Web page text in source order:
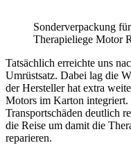
Sonderverpackung
Therapieliege Motor
Tatsächlich erreichte uns
Umrüstsatz. Dabei lag die
der Hersteller hat extra
Motors im Karton
Transportschäden deutlich
die Reise um damit die
reparieren.